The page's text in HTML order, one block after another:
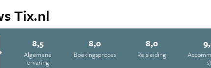
Tix.nl
8,5
Algemene
ervaring
8,0
Boekingsproces
8,0
Reisleiding
s)